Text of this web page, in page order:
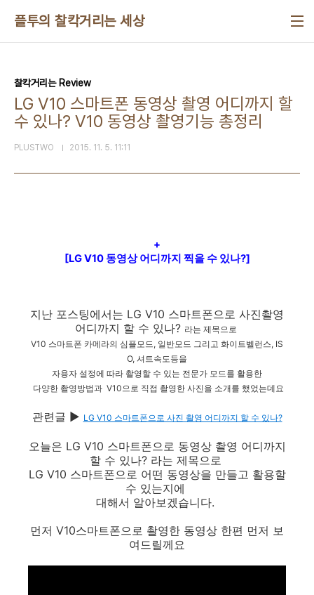
플투의 찰칵거리는 세상
찰칵거리는 Review
LG V10 스마트폰 동영상 촬영 어디까지 할
수 있나? V10 동영상 촬영기능 총정리
PLUSTWO 2015. 11. 5. 11:11
+
[LG V10 동영상 어디까지 찍을 수 있나?]
지난 포스팅에서는 LG V10 스마트폰으로 사진촬영
어디까지 할 수 있나? 라는 제목으로
V10 스마트폰 카메라의 심플모드, 일반모드 그리고 화이트벨런스, IS
O, 셔트속도등을
자용자 설정에 따라 촬영할 수 있는 전문가 모드를 활용한
다양한 촬영방법과 V10으로 직접 촬영한 사진을 소개를 했었는데요
관련글 ▶ LG V10 스마트폰으로 사진 촬영 어디까지 할 수 있나?
오늘은 LG V10 스마트폰으로 동영상 촬영 어디까지
할 수 있나? 라는 제목으로
LG V10 스마트폰으로 어떤 동영상을 만들고 활용할
수 있는지에
대해서 알아보겠습니다.
먼저 V10스마트폰으로 촬영한 동영상 한편 먼저 보
여드릴께요